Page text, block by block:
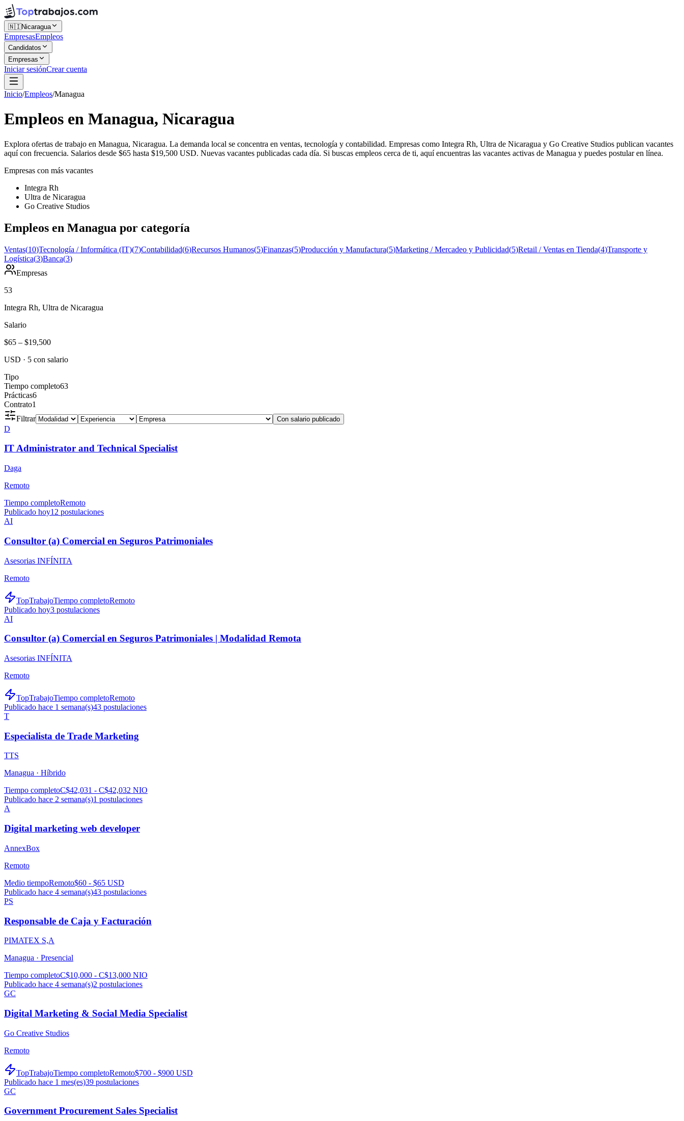
🇳🇮Nicaragua
EmpresasEmpleos
Candidatos
Empresas
Iniciar sesiónCrear cuenta
Inicio/Empleos/Managua
Empleos en Managua, Nicaragua
Explora ofertas de trabajo en Managua, Nicaragua. La demanda local se concentra en ventas, tecnología y contabilidad. Empresas como Integra Rh, Ultra de Nicaragua y Go Creative Studios publican vacantes
aquí con frecuencia. Salarios desde $65 hasta $19,500 USD. Nuevas vacantes publicadas cada día. Si buscas empleos cerca de ti, aquí encuentras las vacantes activas de Managua y puedes postular en línea.
Empresas con más vacantes
Integra Rh
Ultra de Nicaragua
Go Creative Studios
Empleos en Managua por categoría
Ventas(10)Tecnología / Informática (IT)(7)Contabilidad(6)Recursos Humanos(5)Finanzas(5)Producción y Manufactura(5)Marketing / Mercadeo y Publicidad(5)Retail / Ventas en Tienda(4)Transporte y
Logística(3)Banca(3)
Empresas
53
Integra Rh, Ultra de Nicaragua
Salario
$65 – $19,500
USD · 5 con salario
Tipo
Tiempo completo63
Prácticas6
Contrato1
Filtrar
Con salario publicado
D
IT Administrator and Technical Specialist
Daga
Remoto
Tiempo completoRemoto
Publicado hoy12 postulaciones
AI
Consultor (a) Comercial en Seguros Patrimoniales
Asesorias INFÍNITA
Remoto
TopTrabajoTiempo completoRemoto
Publicado hoy3 postulaciones
AI
Consultor (a) Comercial en Seguros Patrimoniales | Modalidad Remota
Asesorias INFÍNITA
Remoto
TopTrabajoTiempo completoRemoto
Publicado hace 1 semana(s)43 postulaciones
T
Especialista de Trade Marketing
TTS
Managua · Híbrido
Tiempo completoC$42,031 - C$42,032 NIO
Publicado hace 2 semana(s)1 postulaciones
A
Digital marketing web developer
AnnexBox
Remoto
Medio tiempoRemoto$60 - $65 USD
Publicado hace 4 semana(s)43 postulaciones
PS
Responsable de Caja y Facturación
PIMATEX S,A
Managua · Presencial
Tiempo completoC$10,000 - C$13,000 NIO
Publicado hace 4 semana(s)2 postulaciones
GC
Digital Marketing & Social Media Specialist
Go Creative Studios
Remoto
TopTrabajoTiempo completoRemoto$700 - $900 USD
Publicado hace 1 mes(es)39 postulaciones
GC
Government Procurement Sales Specialist